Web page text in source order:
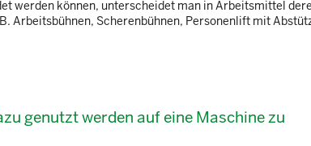
werden können, unterscheidet man in Arbeitsmittel
Arbeitsbühnen, Scherenbühnen, Personenlift mit
genutzt werden auf eine Maschine zu